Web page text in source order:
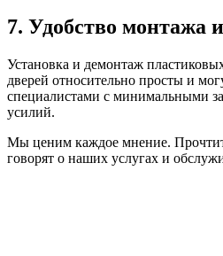
7. Удобство монтажа
Установка и демонтаж
дверей относительно просты и
специалистами с минимальными
усилий.
Мы ценим каждое мнение.
говорят о наших услугах и